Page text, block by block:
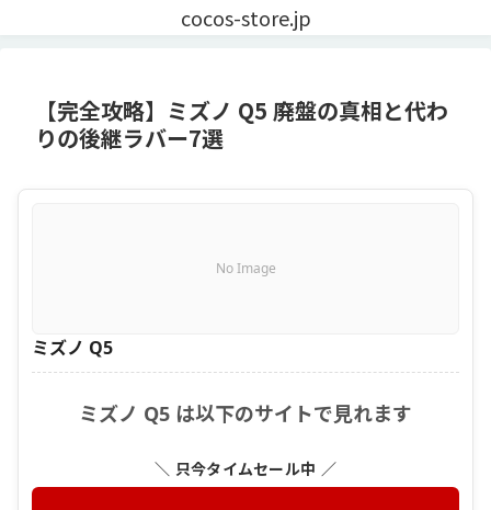
cocos-store.jp
【完全攻略】ミズノ Q5 廃盤の真相と代わ
りの後継ラバー7選
No Image
ミズノ Q5
ミズノ Q5 は以下のサイトで見れます
＼ 只今タイムセール中 ／